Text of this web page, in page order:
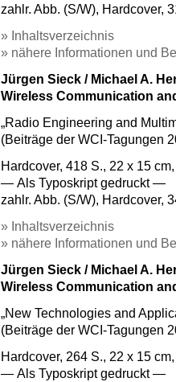
zahlr. Abb. (S/W), Hardcover,
» Inhaltsverzeichnis
» nähere Informationen und
Jürgen Sieck / Michael A.
Wireless Communication
„Radio Engineering and
(Beiträge der WCI-Tagungen
Hardcover, 418 S., 22 x 15
— Als Typoskript gedruckt —
zahlr. Abb. (S/W), Hardcover,
» Inhaltsverzeichnis
» nähere Informationen und
Jürgen Sieck / Michael A.
Wireless Communication
„New Technologies and
(Beiträge der WCI-Tagungen
Hardcover, 264 S., 22 x 15
— Als Typoskript gedruckt —